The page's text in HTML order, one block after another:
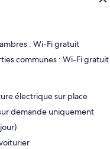
: Wi-Fi gratuit
communes : Wi-Fi gratuit
électrique sur place
demande uniquement